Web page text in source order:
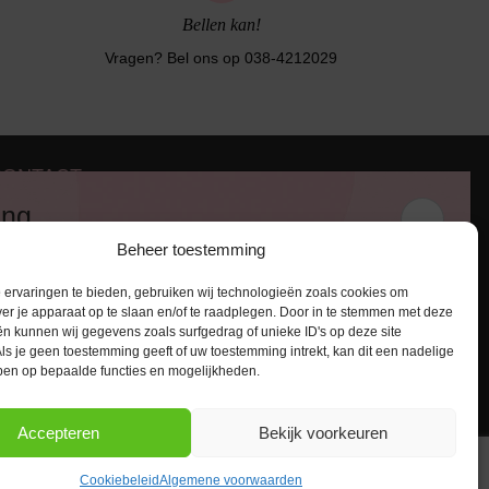
Beheer toestemming
ervaringen te bieden, gebruiken wij technologieën zoals cookies om
je apparaat op te slaan en/of te raadplegen. Door in te stemmen met deze
kunnen wij gegevens zoals surfgedrag of unieke ID's op deze site
je geen toestemming geeft of uw toestemming intrekt, kan dit een nadelige
op bepaalde functies en mogelijkheden.
Accepteren Bekijk voorkeuren
CookiebeleidAlgemene voorwaarden
Bellen kan!
Vragen? Bel ons op 038-4212029
RL Zwolle
info@lingerie-badmode.nl
een kortingscode van